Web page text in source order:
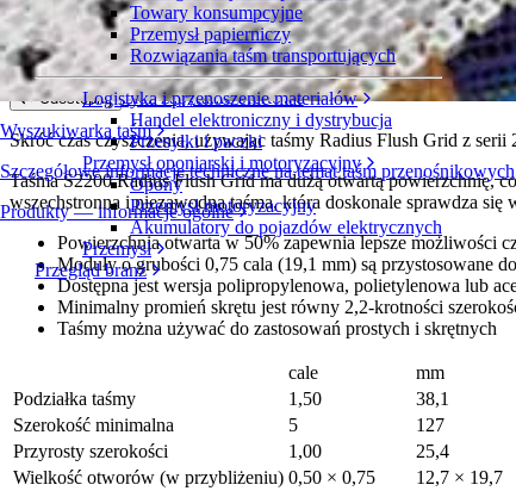
Wyszukiwarka taśm
Szczegółowe informacje techniczne na temat taśm
Produkty — informacje ogólne
Towary konsumpcyjne
Przemysł papierniczy
Rozwiązania taśm transportujących
Logistyka i przenoszenie materiałów
Handel elektroniczny i dystrybucja
Przesyłki i paczki
Przemysł oponiarski i motoryzacyjny
Opony
Przemysł motoryzacyjny
Akumulatory do pojazdów elektrycznych
Przemysł
Przegląd branż
Radius Flush Grid
Seria 2200
Udostępnij Złóż zapytanie ofertowe
Skróć czas czyszczenia, używając taśmy Radius Flush Grid z
Taśma S2200 Radius Flush Grid ma dużą otwartą powierzchnię,
wszechstronna i niezawodna taśma, która doskonale sprawdza się
Powierzchnia otwarta w 50% zapewnia lepsze możliwości
Moduły o grubości 0,75 cala (19,1 mm) są przystosowane
Dostępna jest wersja polipropylenowa, polietylenowa lub
Minimalny promień skrętu jest równy 2,2-krotności
Taśmy można używać do zastosowań prostych i skrętnych
cale
mm
Podziałka taśmy
1,50
38,1
Szerokość minimalna
5
127
Przyrosty szerokości
1,00
25,4
Wielkość otworów (w przybliżeniu) 0,50 × 0,75
12,7 × 19,7